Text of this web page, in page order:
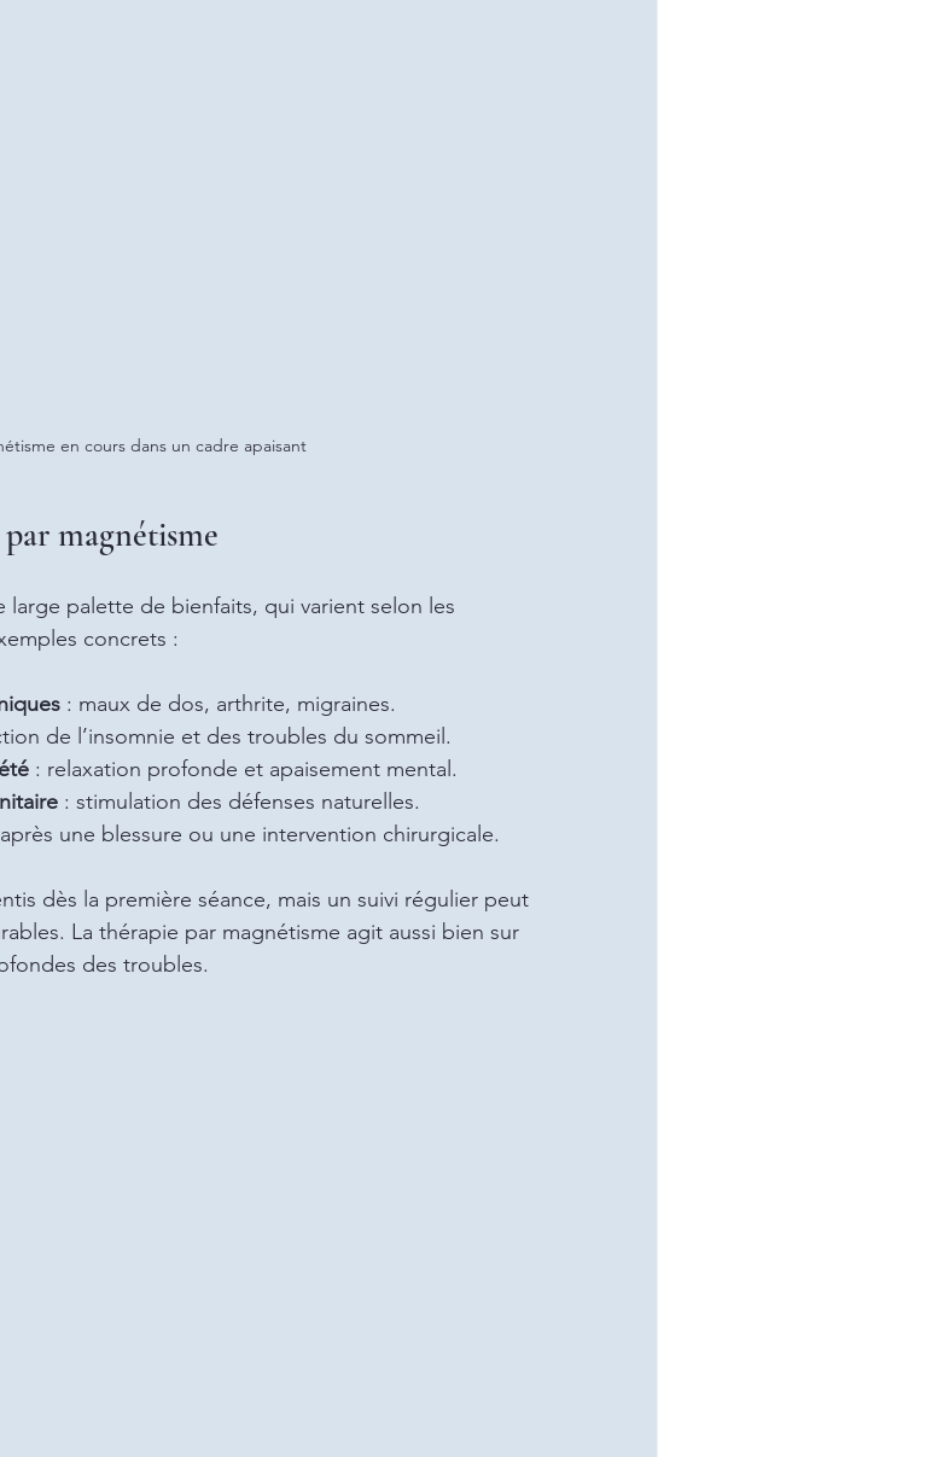
en cours dans un cadre apaisant
magnétisme
palette de bienfaits, qui varient selon les
concrets :
: maux de dos, arthrite, migraines.
de l’insomnie et des troubles du sommeil.
: relaxation profonde et apaisement mental.
: stimulation des défenses naturelles.
une blessure ou une intervention chirurgicale.
dès la première séance, mais un suivi régulier peut
La thérapie par magnétisme agit aussi bien sur
des troubles.